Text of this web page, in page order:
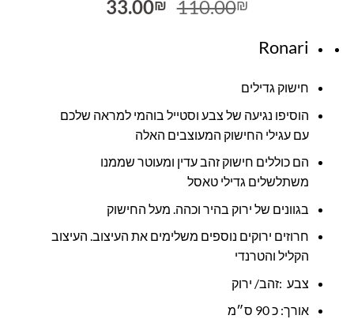
110.00₪
המחיר
33.00₪
המחיר
Ronari
חישוק גדילים
הוסיפו נגיעה של צבע וסטייל בוהמי למראה שלכם
עם עגילי החישוק המעוצבים האלה
הם כוללים חישוק זהב עדין ומעוטר שממנו
משתלשלים גדילי טאסל
בגוונים של ירוק בהיר וכהה. מעל החישוק
חרוזים ירוקים נוספים משלימים את העיצוב. העיצוב
הקליל והטרנדי
צבע :זהב/ ירוק
אורך: כ 90 ס״מ